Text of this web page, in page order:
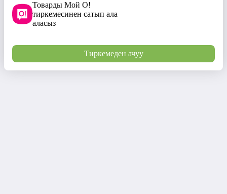
Товарды Мой О!
тиркемесинен сатып ала
аласыз
Тиркемеден ачуу